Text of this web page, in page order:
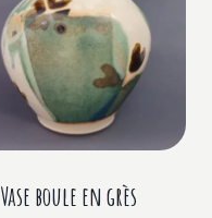
Vase boule en grès